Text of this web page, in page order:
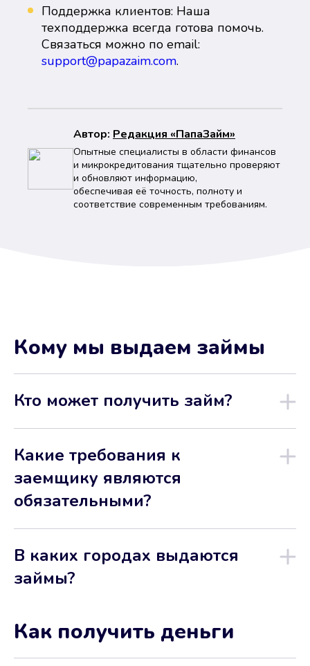
Поддержка клиентов: Наша
техподдержка всегда готова помочь.
Связаться можно по email:
support@papazaim.com.
Автор: Peдaкция «ПапаЗайм»
Опытные специалисты в области финансов
и микрокредитования тщательно проверяют
и обновляют информацию,
обеспечивая её точность, полноту и
соответствие современным требованиям.
Кому мы выдаем займы
Кто может получить займ?
Какие требования к
заемщику являются
обязательными?
В каких городах выдаются
займы?
Как получить деньги